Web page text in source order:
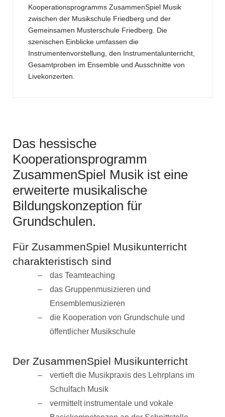
Kooperationsprogramms ZusammenSpiel Musik
zwischen der Musikschule Friedberg und der
Gemeinsamen Musterschule Friedberg. Die
szenischen Einblicke umfassen die
Instrumentenvorstellung, den Instrumentalunterricht,
Gesamtproben im Ensemble und Ausschnitte von
Livekonzerten.
Das hessische
Kooperationsprogramm
ZusammenSpiel Musik ist eine
erweiterte musikalische
Bildungskonzeption für
Grundschulen.
Für ZusammenSpiel Musikunterricht
charakteristisch sind
das Teamteaching
das Gruppenmusizieren und
Ensemblemusizieren
die Kooperation von Grundschule und
öffentlicher Musikschule
Der ZusammenSpiel Musikunterricht
vertieft die Musikpraxis des Lehrplans im
Schulfach Musik
vermittelt instrumentale und vokale